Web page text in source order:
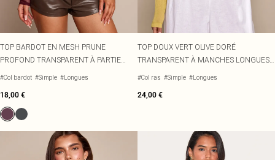
TOP BARDOT EN MESH PRUNE
PROFOND TRANSPARENT À PARTIE
BUSTE SUPERPOSÉE ET MANCHES
#Col bardot #Simple #Longues
18,00 €
TOP DOUX VERT OLIVE DORÉ
TRANSPARENT À MANCHES LONGUES
ET PARTIE SUPERPOSÉE
#Col ras #Simple #Longues
24,00 €